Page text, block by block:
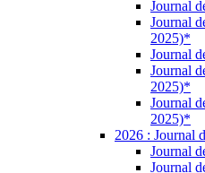
Journal
Journal
2025)*
Journal
Journal
2025)*
Journal
2025)*
2026 : Journal
Journal
Journal